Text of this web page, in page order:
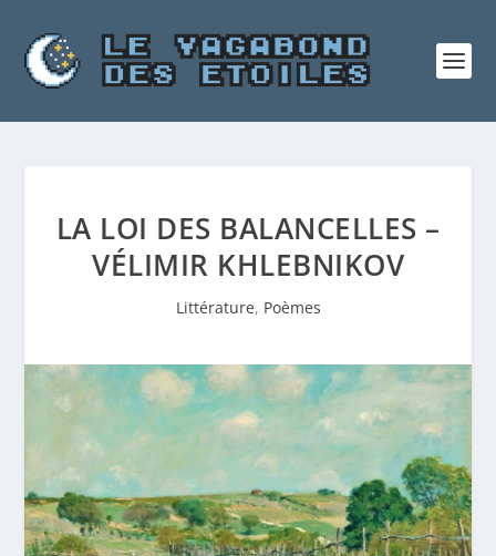
LA LOI DES BALANCELLES –
VÉLIMIR KHLEBNIKOV
Littérature, Poèmes